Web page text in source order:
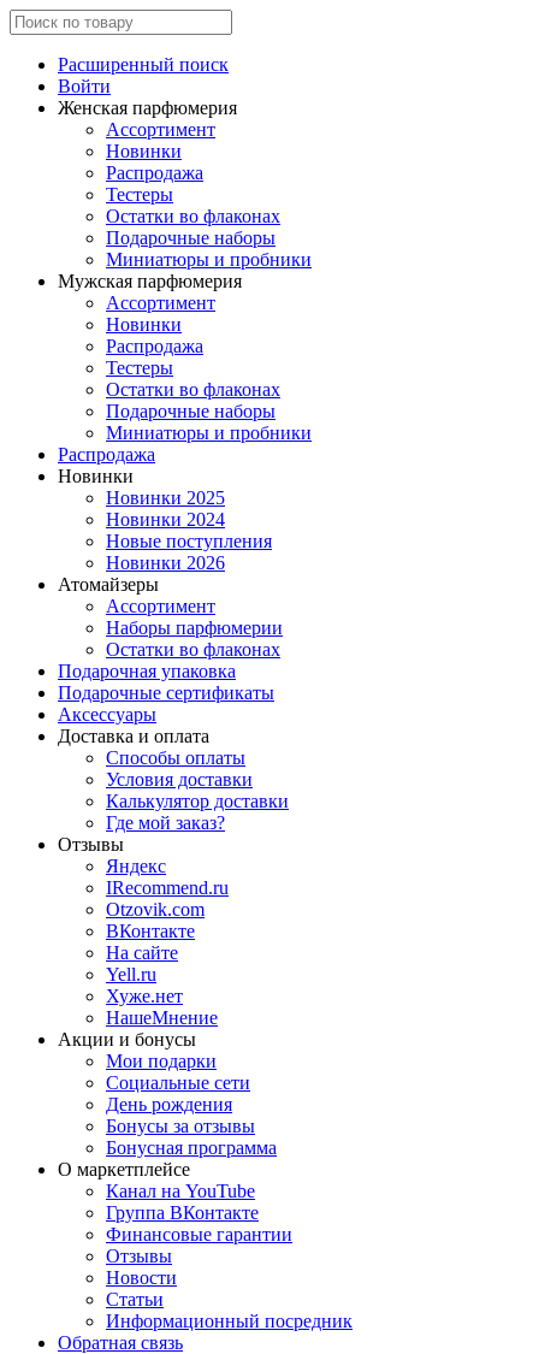
Расширенный поиск
Войти
Женская парфюмерия
Ассортимент
Новинки
Распродажа
Тестеры
Остатки во флаконах
Подарочные наборы
Миниатюры и пробники
Мужская парфюмерия
Ассортимент
Новинки
Распродажа
Тестеры
Остатки во флаконах
Подарочные наборы
Миниатюры и пробники
Распродажа
Новинки
Новинки 2025
Новинки 2024
Новые поступления
Новинки 2026
Атомайзеры
Ассортимент
Наборы парфюмерии
Остатки во флаконах
Подарочная упаковка
Подарочные сертификаты
Аксессуары
Доставка и оплата
Способы оплаты
Условия доставки
Калькулятор доставки
Где мой заказ?
Отзывы
Яндекс
IRecommend.ru
Otzovik.com
ВКонтакте
На сайте
Yell.ru
Хуже.нет
НашеМнение
Акции и бонусы
Мои подарки
Социальные сети
День рождения
Бонусы за отзывы
Бонусная программа
О маркетплейсе
Канал на YouTube
Группа ВКонтакте
Финансовые гарантии
Отзывы
Новости
Статьи
Информационный посредник
Обратная связь